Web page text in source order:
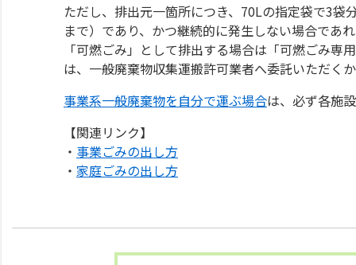
ただし、排出元一箇所につき、70Lの指定袋で3
まで）であり、かつ継続的に発生しない場合であ
「可燃ごみ」として排出する場合は「可燃ごみ
は、一般廃棄物収集運搬許可業者へ委託いただく
事業系一般廃棄物を自分で運ぶ場合は、必ず各施
【関連リンク】
・ 事業ごみの出し方
・ 家庭ごみの出し方